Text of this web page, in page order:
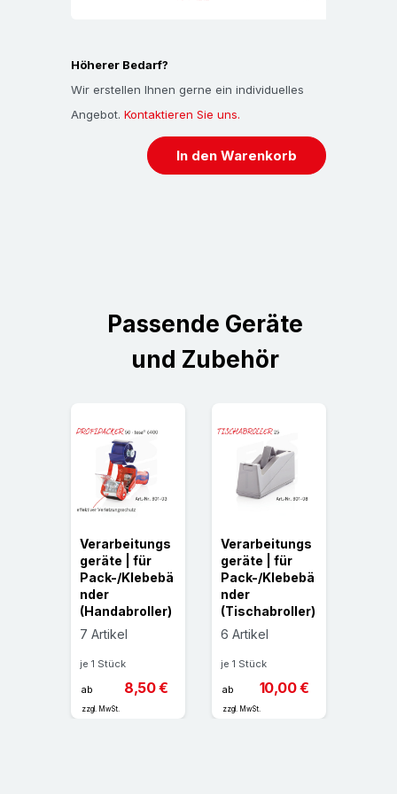
praktischen Erfahrungen erteit. Für die Richtigkeit
der Empfehlungen bzw. Aussagen können wir
ausdrücklich keinerlei Garantien übernehmen und
daher auch nicht fur direkte, indirekte, beiläufig
oder folgenschwere ̈Schäden haftbar gemacht
Höherer Bedarf?
Wir erstellen Ihnen gerne ein individuelles
Angebot. Kontaktieren Sie uns.
In den Warenkorb
Passende Geräte
und Zubehör
Verarbeitungs
geräte | für
Pack-/Klebebä
nder
(Handabroller)
7 Artikel
je 1 Stück
ab 8,50 €
zzgl. MwSt.
Verarbeitungs
geräte | für
Pack-/Klebebä
nder
(Tischabroller)
6 Artikel
je 1 Stück
ab 10,00 €
zzgl. MwSt.